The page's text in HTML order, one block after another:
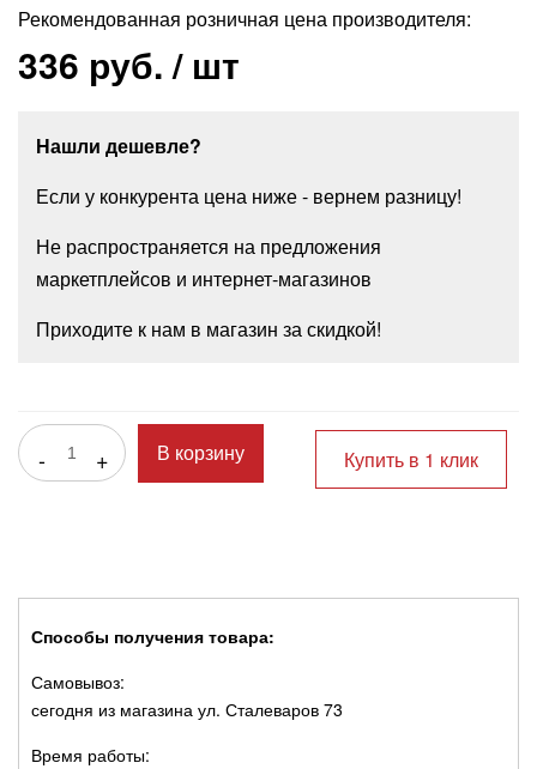
Рекомендованная розничная цена производителя:
336 руб./ шт
Нашли дешевле?
Если у конкурента цена ниже - вернем разницу!
Не распространяется на предложения
маркетплейсов и интернет-магазинов
Приходите к нам в магазин за скидкой!
- + В корзину Купить в 1 клик
Способы получения товара:
Самовывоз:
сегодня из магазина ул. Сталеваров 73
Время работы: